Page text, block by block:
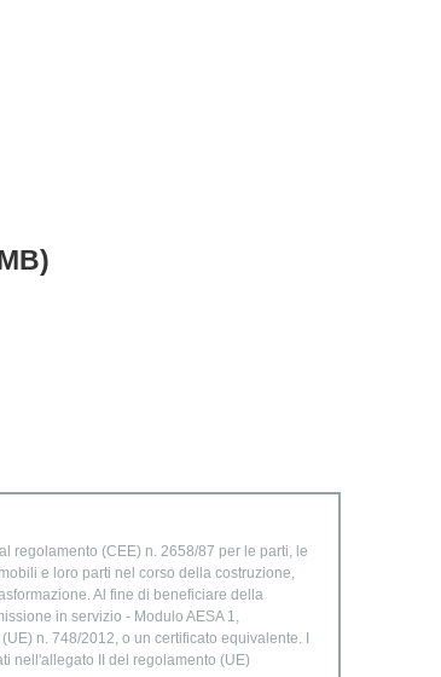
regolamento (CEE) n. 2658/87 per le parti, le
e loro parti nel corso della costruzione,
Al fine di beneficiare della
in servizio - Modulo AESA 1,
n. 748/2012, o un certificato equivalente. I
nell'allegato II del regolamento (UE)